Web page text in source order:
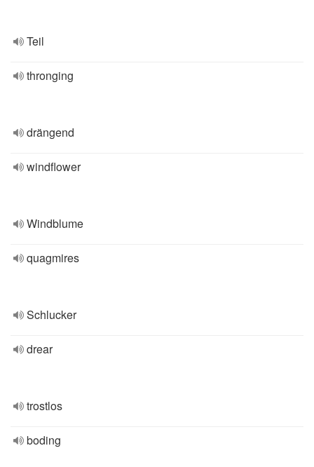
Teil
thronging
drängend
windflower
Windblume
quagmires
Schlucker
drear
trostlos
boding